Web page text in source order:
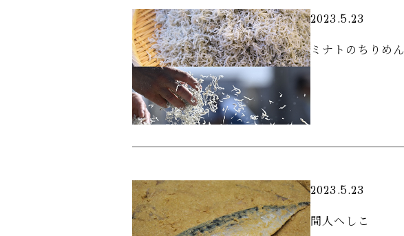
2023.5.23
ミナトのちりめん
2023.5.23
間人へしこ